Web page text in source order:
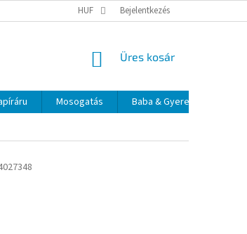
HUF Bejelentkezés
KOSÁR
Üres kosár
Mosogatás Baba & Gyerek